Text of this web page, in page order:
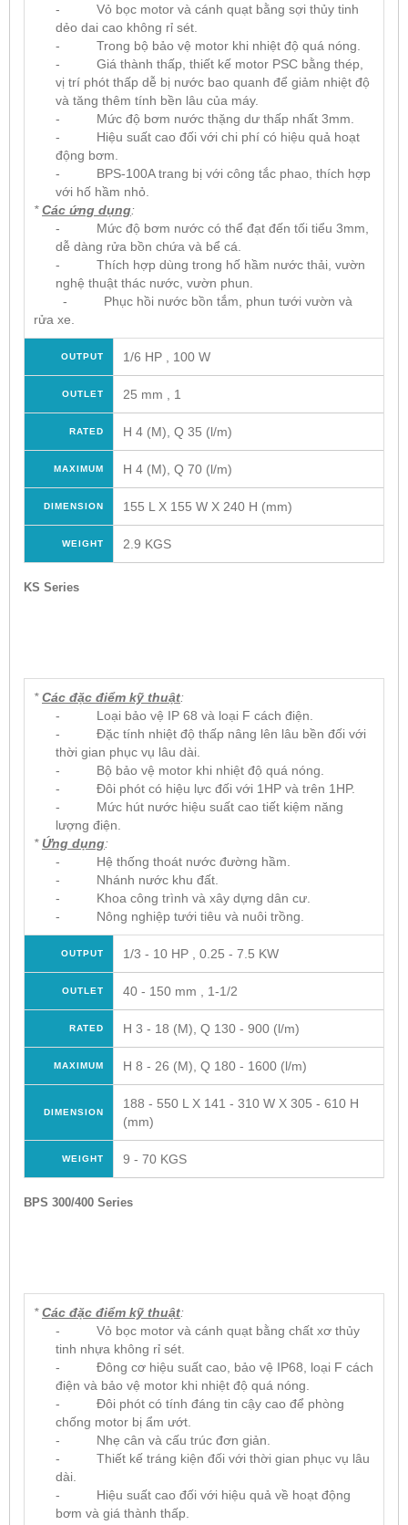
- Vỏ bọc motor và cánh quạt bằng sợi thủy tinh
dẻo dai cao không rỉ sét.
- Trong bộ bảo vệ motor khi nhiệt độ quá nóng.
- Giá thành thấp, thiết kế motor PSC bằng thép,
vị trí phót thấp dễ bị nước bao quanh để giảm nhiệt độ
và tăng thêm tính bền lâu của máy.
- Mức độ bơm nước thặng dư thấp nhất 3mm.
- Hiệu suất cao đối với chi phí có hiệu quả hoạt
động bơm.
- BPS-100A trang bị với công tắc phao, thích hợp
với hố hầm nhỏ.
*Các ứng dụng:
- Mức độ bơm nước có thể đạt đến tối tiểu 3mm,
dễ dàng rửa bồn chứa và bể cá.
- Thích hợp dùng trong hố hầm nước thải, vườn
nghệ thuật thác nước, vườn phun.
- Phục hồi nước bồn tắm, phun tưới vườn và
rửa xe.
OUTPUT 1/6 HP , 100 W
OUTLET 25 mm , 1
RATED H 4 (M), Q 35 (l/m)
MAXIMUM H 4 (M), Q 70 (l/m)
DIMENSION 155 L X 155 W X 240 H (mm)
WEIGHT 2.9 KGS
KS Series
*Các đặc điểm kỹ thuật:
- Loại bảo vệ IP 68 và loại F cách điện.
- Đặc tính nhiệt độ thấp nâng lên lâu bền đối với
thời gian phục vụ lâu dài.
- Bộ bảo vệ motor khi nhiệt độ quá nóng.
- Đôi phót có hiệu lực đối với 1HP và trên 1HP.
- Mức hút nước hiệu suất cao tiết kiệm năng
lượng điện.
* Ứng dụng:
- Hệ thống thoát nước đường hầm.
- Nhánh nước khu đất.
- Khoa công trình và xây dựng dân cư.
- Nông nghiệp tưới tiêu và nuôi trồng.
OUTPUT 1/3 - 10 HP , 0.25 - 7.5 KW
OUTLET 40 - 150 mm , 1-1/2
RATED H 3 - 18 (M), Q 130 - 900 (l/m)
MAXIMUM H 8 - 26 (M), Q 180 - 1600 (l/m)
DIMENSION
188 - 550 L X 141 - 310 W X 305 - 610 H
(mm)
WEIGHT 9 - 70 KGS
BPS 300/400 Series
*Các đặc điểm kỹ thuật:
- Vỏ bọc motor và cánh quạt bằng chất xơ thủy
tinh nhựa không rỉ sét.
- Đông cơ hiệu suất cao, bảo vệ IP68, loại F cách
điện và bảo vệ motor khi nhiệt độ quá nóng.
- Đôi phót có tính đáng tin cậy cao để phòng
chống motor bị ẩm ướt.
- Nhẹ cân và cấu trúc đơn giản.
- Thiết kế tráng kiện đối với thời gian phục vụ lâu
dài.
- Hiệu suất cao đối với hiệu quả về hoạt động
bơm và giá thành thấp.